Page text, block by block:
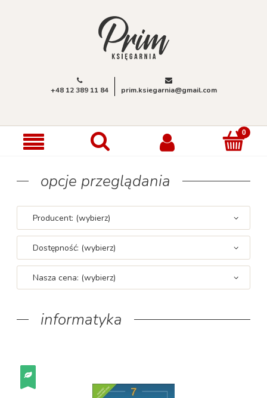
+48 12 389 11 84 prim.ksiegarnia@gmail.com
opcje przeglądania
Producent: (wybierz)
Dostępność: (wybierz)
Nasza cena: (wybierz)
informatyka